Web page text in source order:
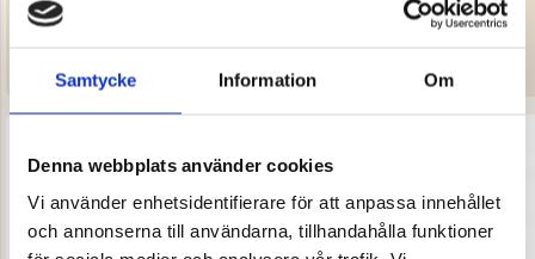
Samtycke Information Om
Denna webbplats använder cookies
Vi använder enhetsidentifierare för att anpassa innehållet
och annonserna till användarna, tillhandahålla funktioner
299 kr